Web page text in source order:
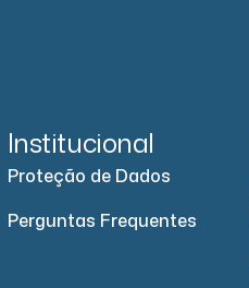
Institucional
Proteção de Dados
Perguntas Frequentes